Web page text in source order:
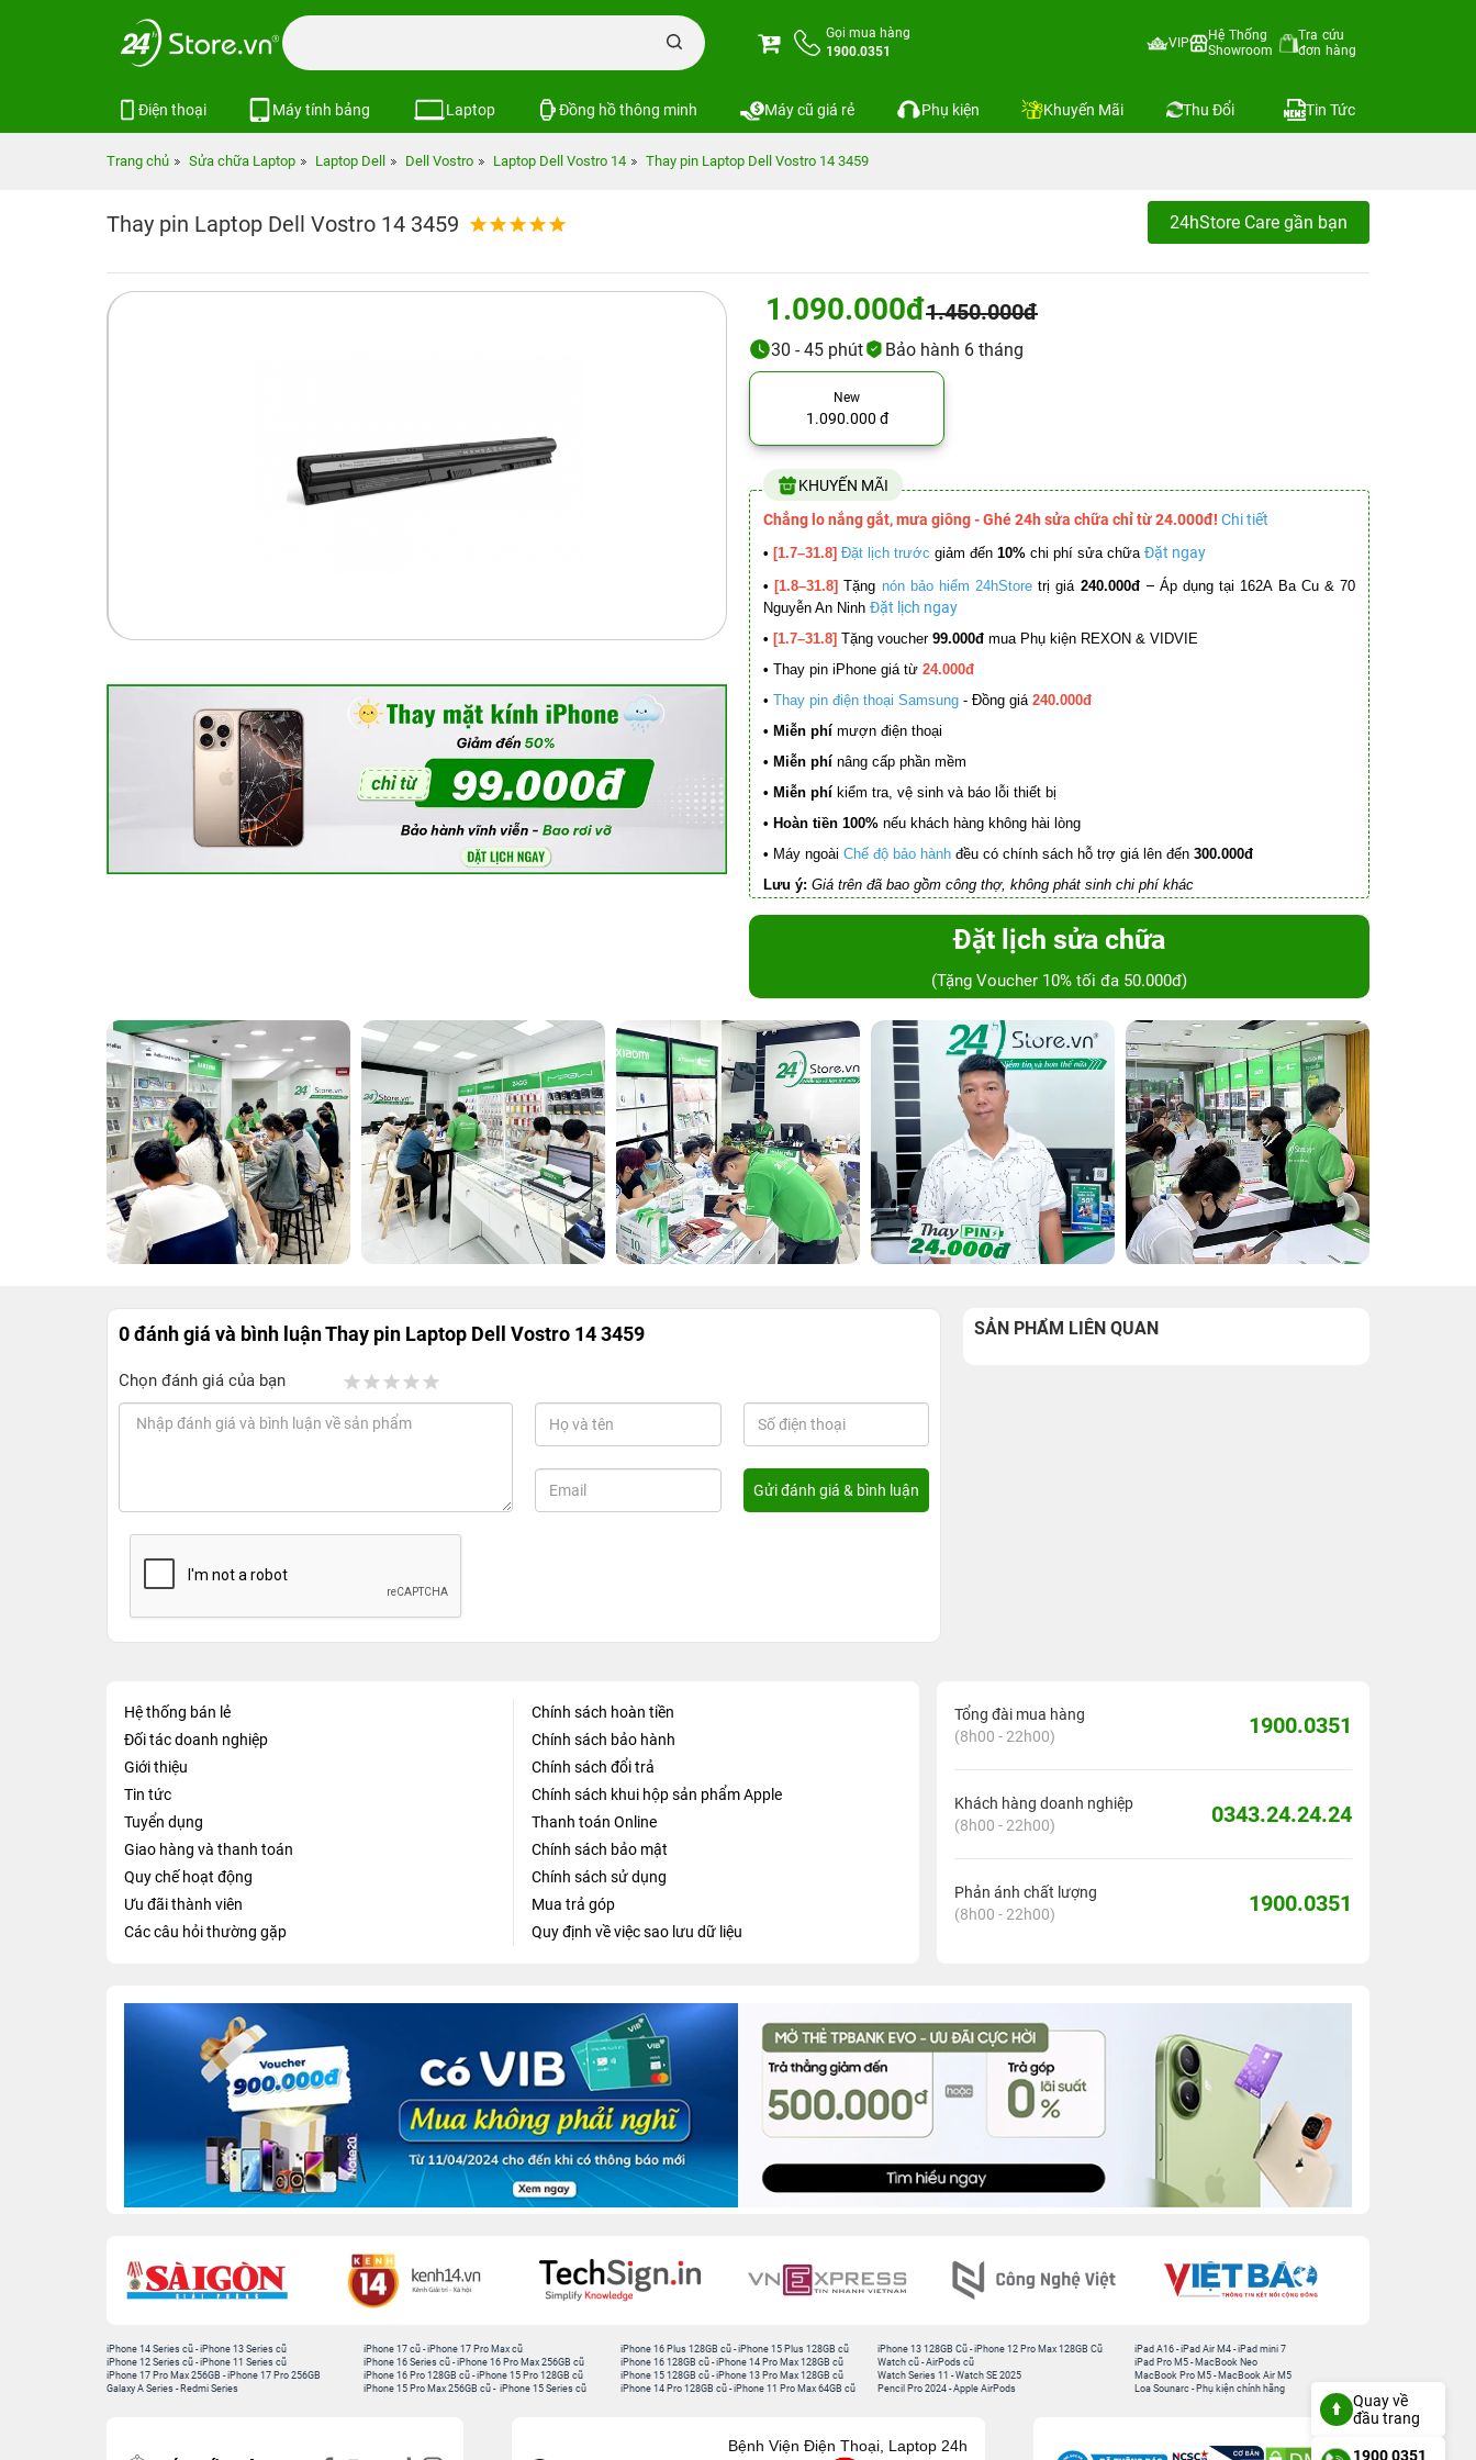
Gọi mua hàng
1900.0351
VIP
Hệ Thống
Showroom
Tra cứu
đơn hàng
Điện thoại Máy tính bảng Laptop Đồng hồ thông minh Máy cũ giá rẻ Phụ kiện Khuyến Mãi Thu Đổi Tin Tức
Trang chủ Sửa chữa Laptop Laptop Dell Dell Vostro Laptop Dell Vostro 14 Thay pin Laptop Dell Vostro 14 3459
Thay pin Laptop Dell Vostro 14 3459 24hStore Care gần bạn
1.090.000đ1.450.000đ
30 - 45 phút Bảo hành 6 tháng
New
1.090.000 đ
KHUYẾN MÃI
Chẳng lo nắng gắt, mưa giông - Ghé 24h sửa chữa chỉ từ 24.000đ! Chi tiết
• [1.7–31.8] Đặt lịch trước giảm đến 10% chi phí sửa chữa Đặt ngay
• [1.8–31.8] Tặng nón bảo hiểm 24hStore trị giá 240.000đ – Áp dụng tại 162A Ba Cu & 70
Nguyễn An Ninh Đặt lịch ngay
• [1.7–31.8] Tặng voucher 99.000đ mua Phụ kiện REXON & VIDVIE
• Thay pin iPhone giá từ 24.000đ
• Thay pin điện thoại Samsung - Đồng giá 240.000đ
• Miễn phí mượn điện thoại
• Miễn phí nâng cấp phần mềm
• Miễn phí kiểm tra, vệ sinh và báo lỗi thiết bị
• Hoàn tiền 100% nếu khách hàng không hài lòng
• Máy ngoài Chế độ bảo hành đều có chính sách hỗ trợ giá lên đến 300.000đ
Lưu ý: Giá trên đã bao gồm công thợ, không phát sinh chi phí khác
Đặt lịch sửa chữa
(Tặng Voucher 10% tối đa 50.000đ)
0 đánh giá và bình luậnThay pin Laptop Dell Vostro 14 3459
Chọn đánh giá của bạn
SẢN PHẨM LIÊN QUAN
Hệ thống bán lẻ
Đối tác doanh nghiệp
Giới thiệu
Tin tức
Tuyển dụng
Giao hàng và thanh toán
Quy chế hoạt động
Ưu đãi thành viên
Các câu hỏi thường gặp
Chính sách hoàn tiền
Chính sách bảo hành
Chính sách đổi trả
Chính sách khui hộp sản phẩm Apple
Thanh toán Online
Chính sách bảo mật
Chính sách sử dụng
Mua trả góp
Quy định về việc sao lưu dữ liệu
Tổng đài mua hàng
(8h00 - 22h00)
1900.0351
Khách hàng doanh nghiệp
(8h00 - 22h00)
0343.24.24.24
Phản ánh chất lượng
(8h00 - 22h00)
1900.0351
iPhone 14 Series cũ -iPhone 13 Series cũ
iPhone 12 Series cũ -iPhone 11 Series cũ
iPhone 17 Pro Max 256GB -iPhone 17 Pro 256GB
Galaxy A Series - Redmi Series
iPhone 17 cũ -iPhone 17 Pro Max cũ
iPhone 16 Series cũ - iPhone 16 Pro Max 256GB cũ
iPhone 16 Pro 128GB cũ -iPhone 15 Pro 128GB cũ
iPhone 15 Pro Max 256GB cũ - iPhone 15 Series cũ
iPhone 16 Plus 128GB cũ -iPhone 15 Plus 128GB cũ
iPhone 16 128GB cũ -iPhone 14 Pro Max 128GB cũ
iPhone 15 128GB cũ -iPhone 13 Pro Max 128GB cũ
iPhone 14 Pro 128GB cũ -iPhone 11 Pro Max 64GB cũ
iPhone 13 128GB Cũ -iPhone 12 Pro Max 128GB Cũ
Watch cũ -AirPods cũ
Watch Series 11 -Watch SE 2025
Pencil Pro 2024 -Apple AirPods
iPad A16 -iPad Air M4 -iPad mini 7
iPad Pro M5 - MacBook Neo
MacBook Pro M5 - MacBook Air M5
Loa Sounarc - Phụ kiện chính hãng
Bệnh Viện Điện Thoại, Laptop 24h
Quay về
đầu trang
1900 0351